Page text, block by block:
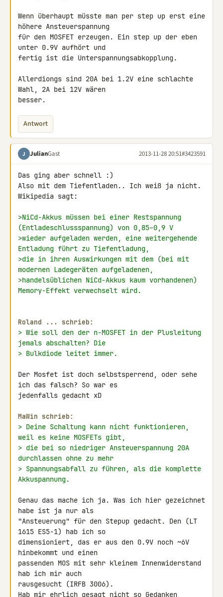
Wenn überhaupt müsste man per step up erst eine
höhere Ansteuerspannung
für den MOSFET erzeugen. Ein step up der eben
unter 0.9V aufhört und
fertig ist die Unterspannungsabkopplung.
Allerdiongs sind 20A bei 1.2V eine schlachte
Wahl, 2A bei 12V wären
besser.
Antwort
J JulianGast 2013-11-28 20:51#3423591
Das ging aber schnell :)
Also mit dem Tiefentladen.. Ich weiß ja nicht.
Wikipedia sagt:
>NiCd-Akkus müssen bei einer Restspannung
(Entladeschlussspannung) von 0,85–0,9 V
>wieder aufgeladen werden, eine weitergehende
Entladung führt zu Tiefentladung,
>die in ihren Auswirkungen mit dem (bei mit
modernen Ladegeräten aufgeladenen,
>handelsüblichen NiCd-Akkus kaum vorhandenen)
Memory-Effekt verwechselt wird.
Roland ... schrieb:
> Wie soll den der n-MOSFET in der Plusleitung
jemals abschalten? Die
> Bulkdiode leitet immer.
Der Mosfet ist doch selbstsperrend, oder sehe
ich das falsch? So war es
jedenfalls gedacht xD
MaWin schrieb:
> Deine Schaltung kann nicht funktionieren,
weil es keine MOSFETs gibt,
> die bei so niedriger Ansteuerspannung 20A
durchlassen ohne zu mehr
> Spannungsabfall zu führen, als die komplette
Akkuspannung.
Genau das mache ich ja. Was ich hier gezeichnet
habe ist ja nur als
"Ansteuerung" für den Stepup gedacht. Den (LT
1615 ES5-1) hab ich so
dimensioniert, das er aus den 0.9V noch ~6V
hinbekommt und einen
passenden MOS mit sehr kleinem Innenwiderstand
hab ich mir auch
rausgesucht (IRFB 3006).
Hab mir ehrlich gesagt nicht so Gedanken